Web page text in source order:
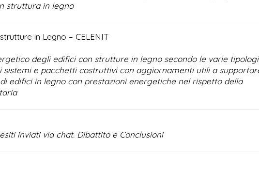
struttura in legno
in Legno – CELENIT
degli edifici con strutture in legno secondo le varie
sistemi e pacchetti costruttivi con aggiornamenti utili a
edifici in legno con prestazioni energetiche nel rispetto della
inviati via chat. Dibattito e Conclusioni